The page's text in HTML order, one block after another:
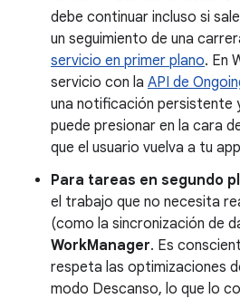
debe continuar incluso si
un seguimiento de una
servicio en primer plano. En
servicio con la API de
una notificación persistente
puede presionar en la cara
que el usuario vuelva a tu
Para tareas en segundo
el trabajo que no necesita
(como la sincronización de
WorkManager. Es
respeta las optimizaciones
modo Descanso, lo que lo